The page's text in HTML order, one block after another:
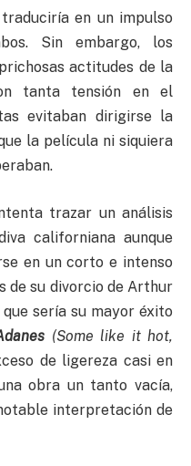
en un impulso
Sin embargo, los
actitudes de la
tanta tensión en el
evitaban dirigirse la
la película ni siquiera
trazar un análisis
californiana aunque
en un corto e intenso
de su divorcio de Arthur
sería su mayor éxito
(Some like it hot,
de ligereza casi en
obra un tanto vacía,
interpretación de